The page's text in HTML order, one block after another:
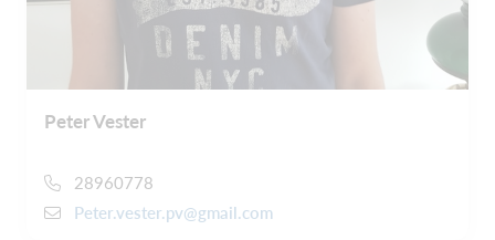
Peter Vester
28960778
Peter.vester.pv@gmail.com